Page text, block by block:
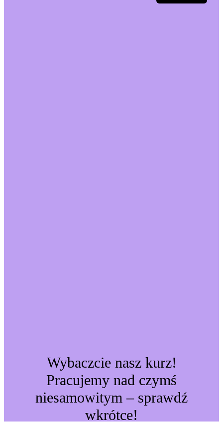
Wybaczcie nasz kurz!
Pracujemy nad czymś
niesamowitym – sprawdź
wkrótce!